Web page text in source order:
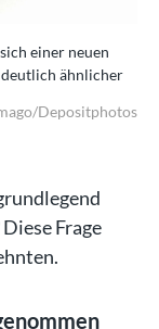
einer neuen
ähnlicher
Depositphotos
Frage